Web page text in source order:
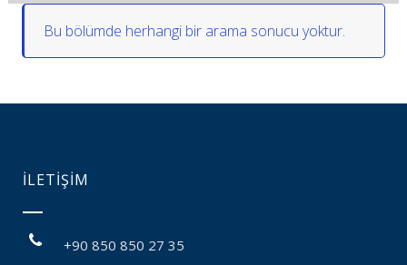
Bu bölümde herhangi bir arama sonucu yoktur.
İLETİŞİM
+90 850 850 27 35